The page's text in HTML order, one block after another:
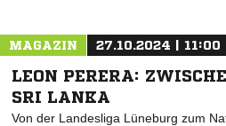
MAGAZIN 27.10.2024 | 11:00
LEON PERERA:
SRI LANKA
Von der Landesliga Lüneburg zum